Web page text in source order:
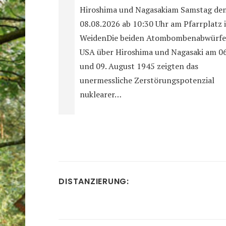
Hiroshima und Nagasakiam Samstag
08.08.2026 ab 10:30 Uhr am Pfarrplatz
WeidenDie beiden
USA über Hiroshima und Nagasaki am
und 09. August 1945 zeigten das
unermessliche Zerstörungspotenzial
nuklearer…
DISTANZIERUNG: